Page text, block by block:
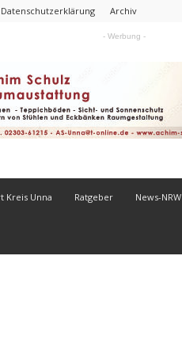
Datenschutzerklärung Archiv
- Werbung -
Kreis Unna Ratgeber News-NRW